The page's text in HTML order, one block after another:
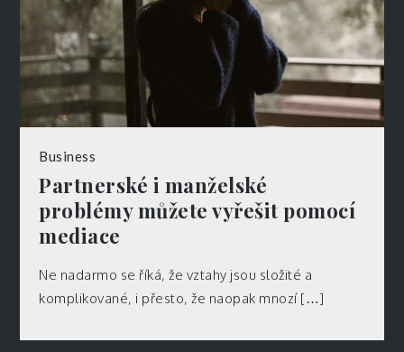
Business
Partnerské i manželské
problémy můžete vyřešit pomocí
mediace
Ne nadarmo se říká, že vztahy jsou složité a
komplikované, i přesto, že naopak mnozí […]